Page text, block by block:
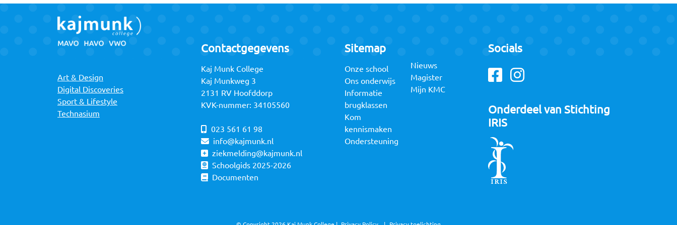
Art & Design
Digital Discoveries
Sport & Lifestyle
Technasium
Contactgegevens
Kaj Munk College
Kaj Munkweg 3
2131 RV Hoofddorp
KVK-nummer: 34105560
023 561 61 98
info@kajmunk.nl
ziekmelding@kajmunk.nl
Schoolgids 2025-2026
Documenten
Sitemap
Onze school
Ons onderwijs
Informatie
brugklassen
Kom
kennismaken
Ondersteuning
Nieuws
Magister
Mijn KMC
Socials
Facebook
Instagram
Onderdeel van Stichting
IRIS